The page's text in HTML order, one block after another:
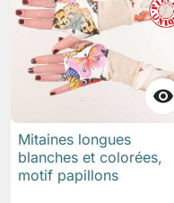

Mitaines longues
blanches et colorées,
motif papillons